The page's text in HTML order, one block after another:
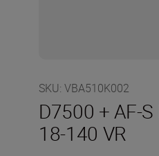
SKU: VBA510K002
D7500 + AF-
18-140 VR